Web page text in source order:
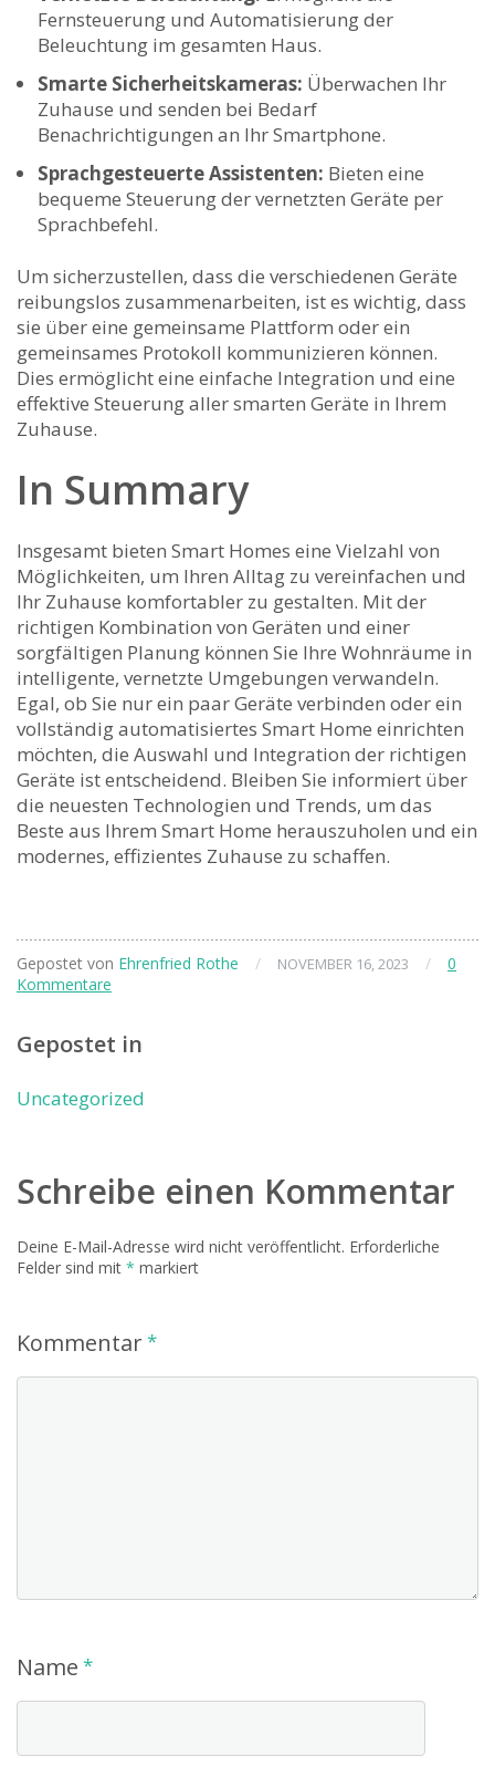
⁢Fernsteuerung‌ und Automatisierung ‌der
Beleuchtung im gesamten Haus.
Smarte Sicherheitskameras: Überwachen Ihr
Zuhause und senden bei Bedarf
⁢Benachrichtigungen ​an Ihr Smartphone.
Sprachgesteuerte Assistenten: Bieten eine
‌bequeme ‍Steuerung der vernetzten⁢ Geräte‍ per
Sprachbefehl.
Um ⁣sicherzustellen, dass die verschiedenen ⁤Geräte⁢
reibungslos zusammenarbeiten,⁢ ist es ⁤wichtig, ⁣dass
sie über eine​ gemeinsame‌ Plattform oder ein
gemeinsames Protokoll kommunizieren können.
Dies ​ermöglicht ‍eine einfache ​Integration und eine
effektive ⁢Steuerung‌ aller smarten ⁣Geräte in Ihrem
Zuhause.
In Summary
Insgesamt bieten⁢ Smart Homes eine Vielzahl von
⁣Möglichkeiten, um ⁢Ihren‌ Alltag zu vereinfachen ⁤und
Ihr Zuhause komfortabler zu ⁤gestalten. Mit ⁢der
richtigen Kombination von Geräten und einer
sorgfältigen Planung können ⁢Sie Ihre‌ Wohnräume in
⁢intelligente, vernetzte Umgebungen verwandeln.
Egal,⁢ ob Sie nur⁤ ein paar Geräte verbinden ⁤oder ein​
vollständig automatisiertes Smart Home einrichten
möchten, die Auswahl und Integration⁢ der ⁤richtigen
Geräte ist⁢ entscheidend. Bleiben ‍Sie ⁤informiert über
die neuesten Technologien‍ und Trends,⁢ um das
Beste ​aus Ihrem Smart⁣ Home herauszuholen und⁣ ein
modernes, effizientes Zuhause zu⁢ schaffen.
Gepostet von Ehrenfried Rothe / NOVEMBER 16, 2023 /
0
Kommentare
Gepostet in
Uncategorized
Schreibe einen Kommentar
Deine E-Mail-Adresse wird nicht veröffentlicht. Erforderliche
Felder sind mit * markiert
Kommentar*
Name *